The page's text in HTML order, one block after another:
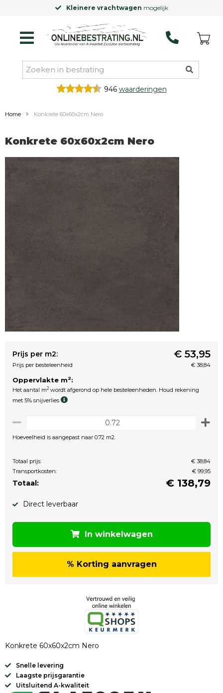
Kleinere vrachtwagen mogelijk
946 waarderingen
Home Konkrete 60x60x2cm Nero
Konkrete 60x60x2cm Nero
Prijs per m2: € 53,95
Prijs per besteleenheid € 38,84
Oppervlakte m2:
Het aantal m2 wordt afgerond op hele besteleenheden. Houd rekening
met 5% snijverlies
Hoeveelheid is aangepast naar 0.72 m2.
Totaal prijs:
€ 38,84
Transportkosten:
€ 99,95
Totaal: € 138,79
Direct leverbaar
In winkelwagen
% Korting aanvragen
Konkrete 60x60x2cm Nero
Snelle levering
Laagste prijsgarantie
Uitsluitend A-kwaliteit